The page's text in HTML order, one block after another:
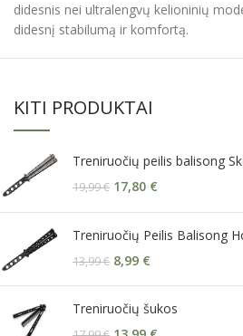
didesnis nei ultralengvų kelioninių
didesnį stabilumą ir komfortą.
KITI PRODUKTAI
Treniruočių peilis balisong
19,99€ 17,80 €
Treniruočių Peilis Balisong
13,99€ 8,99 €
Treniruočių šukos